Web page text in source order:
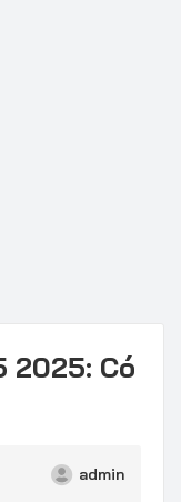
2025: Có
admin